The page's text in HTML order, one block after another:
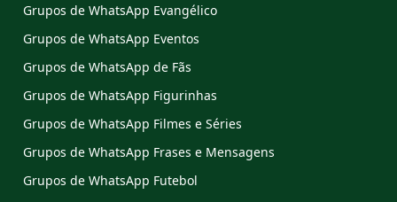
Grupos de WhatsApp Evangélico
Grupos de WhatsApp Eventos
Grupos de WhatsApp de Fãs
Grupos de WhatsApp Figurinhas
Grupos de WhatsApp Filmes e Séries
Grupos de WhatsApp Frases e Mensagens
Grupos de WhatsApp Futebol